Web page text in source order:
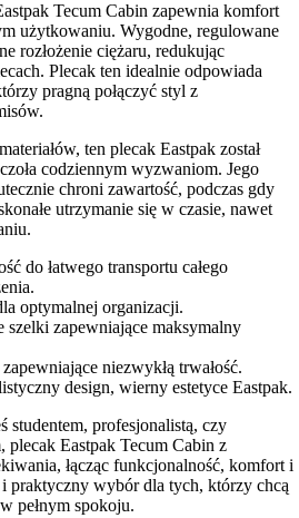
Tecum Cabin zapewnia komfort
użytkowaniu. Wygodne, regulowane
rozłożenie ciężaru, redukując
Plecak ten idealnie odpowiada
pragną połączyć styl z
ten plecak Eastpak został
codziennym wyzwaniom. Jego
chroni zawartość, podczas gdy
utrzymanie się w czasie, nawet
do łatwego transportu całego
optymalnej organizacji.
szelki zapewniające maksymalny
niezwykłą trwałość.
design, wierny estetyce Eastpak.
studentem, profesjonalistą, czy
Eastpak Tecum Cabin z
łącząc funkcjonalność, komfort i
praktyczny wybór dla tych, którzy chcą
pełnym spokoju.